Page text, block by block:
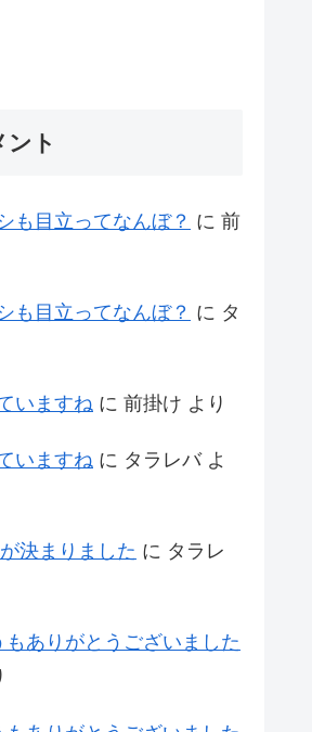
ント
も目立ってなんぼ？ に 前
も目立ってなんぼ？ に タ
いますね に 前掛け より
いますね に タラレバよ
決まりました に タラレ
ありがとうございました